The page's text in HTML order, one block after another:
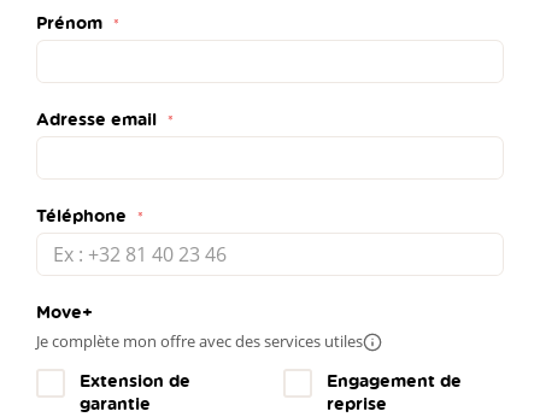
Prénom
Adresse email
Téléphone
Move+
Je complète mon offre avec des services utilesPlus
Extension de
garantie
Engagement de
reprise